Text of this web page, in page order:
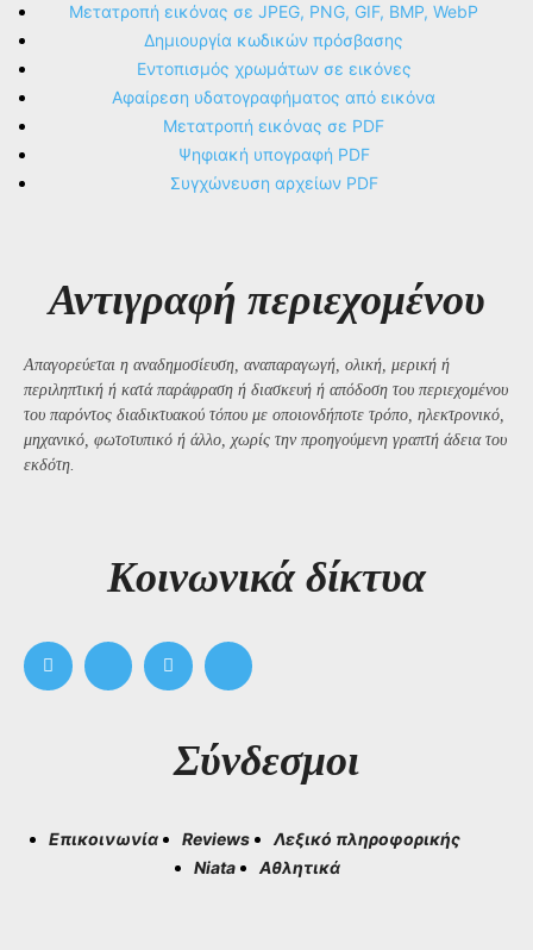
Μετατροπή εικόνας σε JPEG, PNG, GIF, BMP, WebP
Δημιουργία κωδικών πρόσβασης
Εντοπισμός χρωμάτων σε εικόνες
Αφαίρεση υδατογραφήματος από εικόνα
Μετατροπή εικόνας σε PDF
Ψηφιακή υπογραφή PDF
Συγχώνευση αρχείων PDF
Αντιγραφή περιεχομένου
Απαγορεύεται η αναδημοσίευση, αναπαραγωγή, ολική, μερική ή
περιληπτική ή κατά παράφραση ή διασκευή ή απόδοση του περιεχομένου
του παρόντος διαδικτυακού τόπου με οποιονδήποτε τρόπο, ηλεκτρονικό,
μηχανικό, φωτοτυπικό ή άλλο, χωρίς την προηγούμενη γραπτή άδεια του
εκδότη.
Kοινωνικά δίκτυα
Σύνδεσμοι
Επικοινωνία Reviews
Λεξικό πληροφορικής
Niata
Αθλητικά